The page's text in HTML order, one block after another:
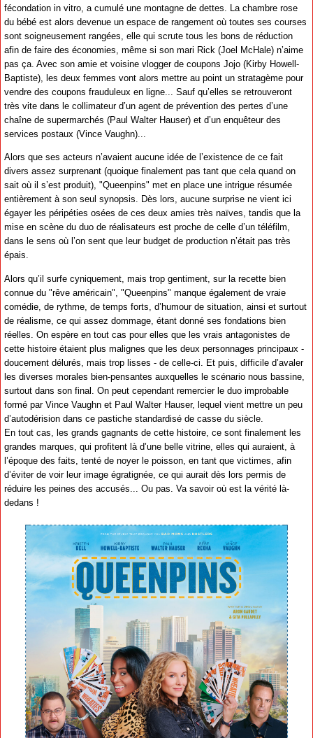
fécondation in vitro, a cumulé une montagne de dettes. La chambre rose
du bébé est alors devenue un espace de rangement où toutes ses courses
sont soigneusement rangées, elle qui scrute tous les bons de réduction
afin de faire des économies, même si son mari Rick (Joel McHale) n’aime
pas ça. Avec son amie et voisine vlogger de coupons Jojo (Kirby Howell-
Baptiste), les deux femmes vont alors mettre au point un stratagème pour
vendre des coupons frauduleux en ligne... Sauf qu’elles se retrouveront
très vite dans le collimateur d’un agent de prévention des pertes d’une
chaîne de supermarchés (Paul Walter Hauser) et d’un enquêteur des
services postaux (Vince Vaughn)...
Alors que ses acteurs n’avaient aucune idée de l’existence de ce fait
divers assez surprenant (quoique finalement pas tant que cela quand on
sait où il s’est produit), "Queenpins" met en place une intrigue résumée
entièrement à son seul synopsis. Dès lors, aucune surprise ne vient ici
égayer les péripéties osées de ces deux amies très naïves, tandis que la
mise en scène du duo de réalisateurs est proche de celle d’un téléfilm,
dans le sens où l’on sent que leur budget de production n’était pas très
épais.
Alors qu’il surfe cyniquement, mais trop gentiment, sur la recette bien
connue du "rêve américain", "Queenpins" manque également de vraie
comédie, de rythme, de temps forts, d’humour de situation, ainsi et surtout
de réalisme, ce qui assez dommage, étant donné ses fondations bien
réelles. On espère en tout cas pour elles que les vrais antagonistes de
cette histoire étaient plus malignes que les deux personnages principaux -
doucement délurés, mais trop lisses - de celle-ci. Et puis, difficile d’avaler
les diverses morales bien-pensantes auxquelles le scénario nous bassine,
surtout dans son final. On peut cependant remercier le duo improbable
formé par Vince Vaughn et Paul Walter Hauser, lequel vient mettre un peu
d’autodérision dans ce pastiche standardisé de casse du siècle.
En tout cas, les grands gagnants de cette histoire, ce sont finalement les
grandes marques, qui profitent là d’une belle vitrine, elles qui auraient, à
l’époque des faits, tenté de noyer le poisson, en tant que victimes, afin
d’éviter de voir leur image égratignée, ce qui aurait dès lors permis de
réduire les peines des accusés... Ou pas. Va savoir où est la vérité là-
dedans !